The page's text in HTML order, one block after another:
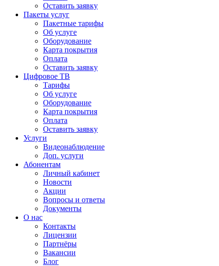
Оставить заявку
Пакеты услуг
Пакетные тарифы
Об услуге
Оборудование
Карта покрытия
Оплата
Оставить заявку
Цифровое ТВ
Тарифы
Об услуге
Оборудование
Карта покрытия
Оплата
Оставить заявку
Услуги
Видеонаблюдение
Доп. услуги
Абонентам
Личный кабинет
Новости
Акции
Вопросы и ответы
Документы
О нас
Контакты
Лицензии
Партнёры
Вакансии
Блог